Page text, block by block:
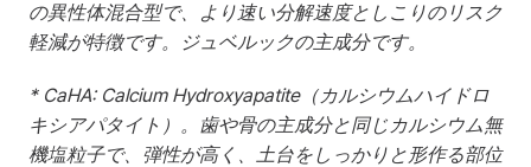
の異性体混合型で、より速い分解速度としこりのリスク
軽減が特徴です。ジュベルックの主成分です。
* CaHA: Calcium Hydroxyapatite（カルシウムハイドロ
キシアパタイト）。歯や骨の主成分と同じカルシウム無
機塩粒子で、弾性が高く、土台をしっかりと形作る部位